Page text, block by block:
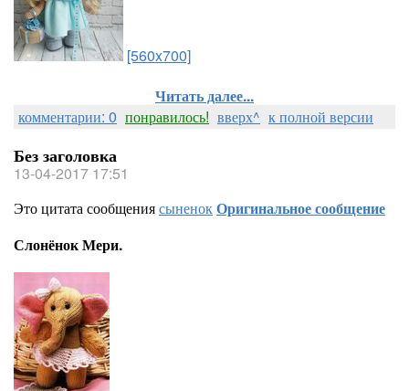
[560x700]
Читать далее...
комментарии: 0 понравилось! вверх^ к полной версии
Без заголовка
13-04-2017 17:51
Это цитата сообщениясыненокОригинальное сообщение
Слонёнок Мери.